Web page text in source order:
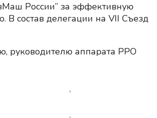
России” за эффективную
В состав делегации на VII Съезд
руководителю аппарата РРО